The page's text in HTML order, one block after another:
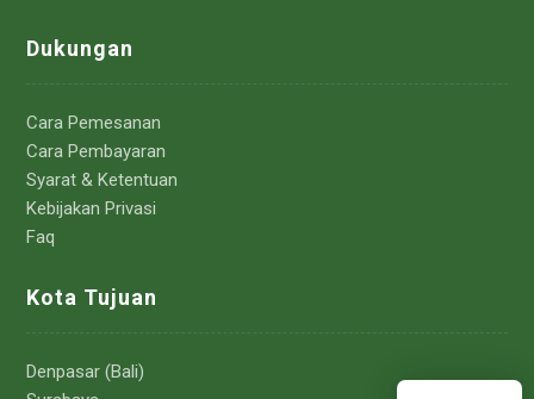
Dukungan
Cara Pemesanan
Cara Pembayaran
Syarat & Ketentuan
Kebijakan Privasi
Faq
Kota Tujuan
Denpasar (Bali)